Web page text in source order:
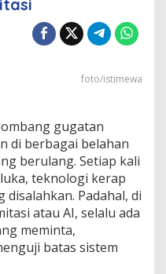
foto/istimewa
gugatan
di berbagai belahan
berulang. Setiap kali
teknologi kerap
Padahal, di
atau AI, selalu ada
meminta,
batas sistem